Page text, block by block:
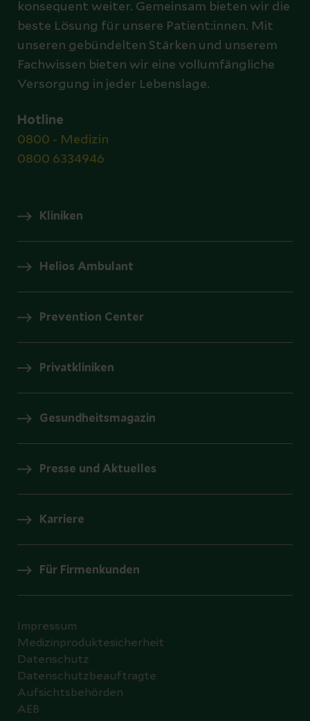
konsequent weiter. Gemeinsam bieten wir die
beste Lösung für unsere Patient:innen. Mit
unseren gebündelten Stärken und unserem
Fachwissen bieten wir eine vollumfängliche
Versorgung in jeder Lebenslage.
Hotline
0800 - Medizin
0800 6334946
Kliniken
Helios Ambulant
Prevention Center
Privatkliniken
Gesundheitsmagazin
Presse und Aktuelles
Karriere
Für Firmenkunden
Impressum
Medizinproduktesicherheit
Datenschutz
Datenschutzbeauftragte
Aufsichtsbehörden
AEB